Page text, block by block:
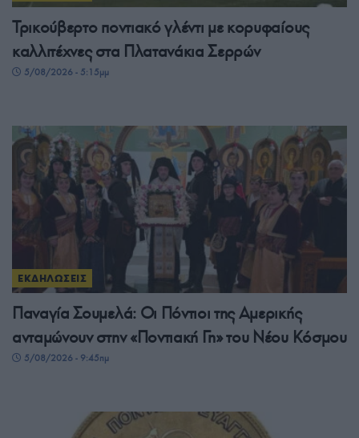
Τρικούβερτο ποντιακό γλέντι με κορυφαίους
καλλιτέχνες στα Πλατανάκια Σερρών
5/08/2026 - 5:15μμ
ΕΚΔΗΛΩΣΕΙΣ
Παναγία Σουμελά: Οι Πόντιοι της Αμερικής
ανταμώνουν στην «Ποντιακή Γη» του Νέου Κόσμου
5/08/2026 - 9:45πμ